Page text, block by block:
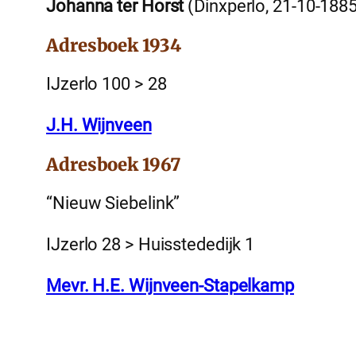
Johanna ter Horst(Dinxperlo, 21-10-
Adresboek 1934
IJzerlo 100 > 28
J.H. Wijnveen
Adresboek 1967
“Nieuw Siebelink”
IJzerlo 28 > Huisstededijk 1
Mevr. H.E. Wijnveen-Stapelkamp